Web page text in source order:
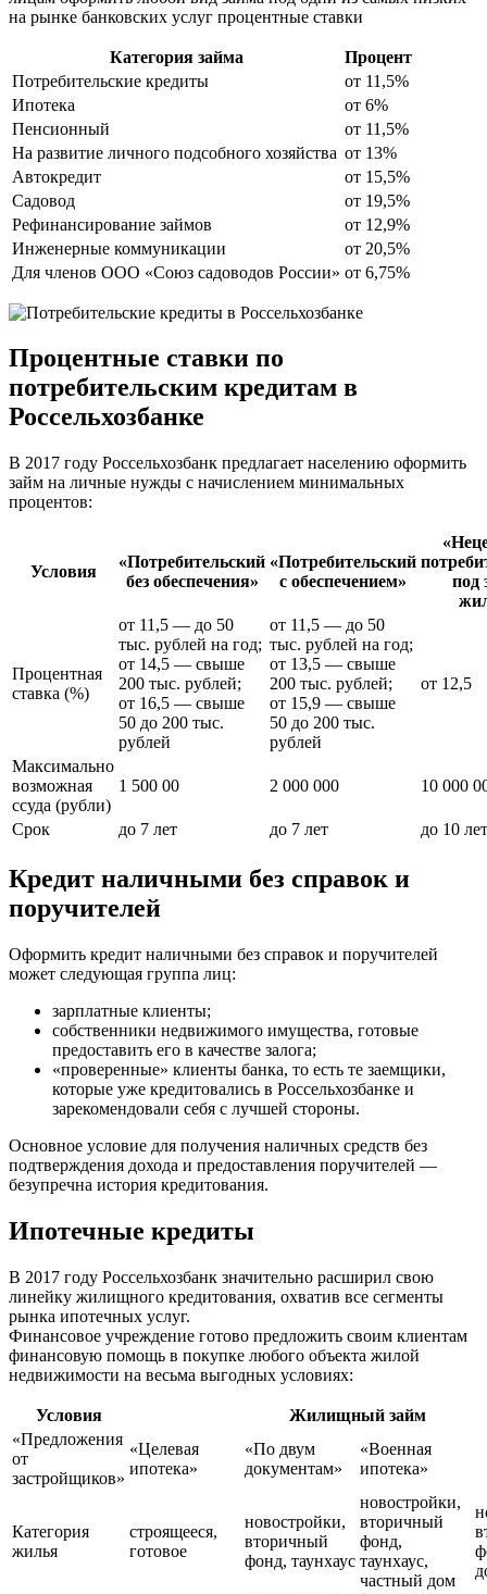
на рынке банковских услуг процентные ставки
Категория займа
Процент
Потребительские кредиты
от 11,5%
Ипотека
от 6%
Пенсионный
от 11,5%
На развитие личного подсобного хозяйства от 13%
Автокредит
от 15,5%
Садовод
от 19,5%
Рефинансирование займов
от 12,9%
Инженерные коммуникации
от 20,5%
Для членов ООО «Союз садоводов России» от 6,75%
Процентные ставки по
потребительским кредитам в
Россельхозбанке
В 2017 году Россельхозбанк предлагает населению оформить
займ на личные нужды с начислением минимальных
процентов:
Условия
«Потребительский
без обеспечения»
«Потребительский
с обеспечением»
под
Процентная
ставка (%)
от 11,5 — до 50
тыс. рублей на год;
от 14,5 — свыше
200 тыс. рублей;
от 16,5 — свыше
50 до 200 тыс.
рублей
от 11,5 — до 50
тыс. рублей на год;
от 13,5 — свыше
200 тыс. рублей;
от 15,9 — свыше
50 до 200 тыс.
рублей
от 12,5
Максимально
возможная
ссуда (рубли)
1 500 00 2 000 000 10 000
Срок до 7 лет до 7 лет до 10 лет
Кредит наличными без справок и
поручителей
Оформить кредит наличными без справок и поручителей
может следующая группа лиц:
зарплатные клиенты;
собственники недвижимого имущества, готовые
предоставить его в качестве залога;
«проверенные» клиенты банка, то есть те заемщики,
которые уже кредитовались в Россельхозбанке и
зарекомендовали себя с лучшей стороны.
Основное условие для получения наличных средств без
подтверждения дохода и предоставления поручителей —
безупречна история кредитования.
Ипотечные кредиты
В 2017 году Россельхозбанк значительно расширил свою
линейку жилищного кредитования, охватив все сегменты
рынка ипотечных услуг.
Финансовое учреждение готово предложить своим клиентам
финансовую помощь в покупке любого объекта жилой
недвижимости на весьма выгодных условиях:
Условия
Жилищный займ
«Предложения
от
застройщиков»
«Целевая
ипотека»
«По двум
документам»
«Военная
ипотека»
Категория
жилья
строящееся,
готовое
новостройки,
вторичный
фонд, таунхаус
новостройки,
вторичный
фонд,
таунхаус,
частный дом